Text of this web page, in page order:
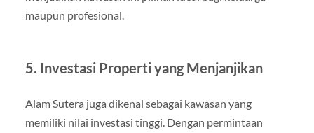
maupun profesional.
5. Investasi Properti yang Menjanjikan
Alam Sutera juga dikenal sebagai kawasan yang
memiliki nilai investasi tinggi. Dengan permintaan